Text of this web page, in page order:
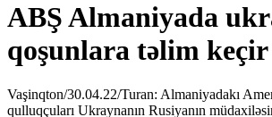
ABŞ Almaniyada
qoşunlara təlim keçir
Vaşinqton/30.04.22/Turan: Almaniyadakı
qulluqçuları Ukraynanın Rusiyanın